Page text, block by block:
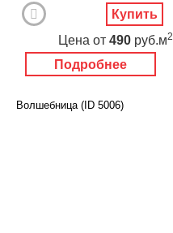
Подробнее
Цена от 490 руб.м2
Купить
Волшебница (ID 5006)